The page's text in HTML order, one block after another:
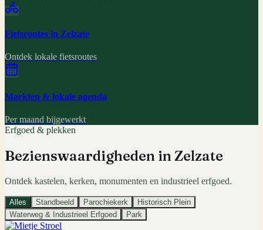
Fietsroutes in Zelzate
Ontdek lokale fietsroutes
Markten & lokale agenda
Per maand bijgewerkt
Erfgoed & plekken
Bezienswaardigheden in Zelzate
Ontdek kastelen, kerken, monumenten en industrieel erfgoed.
Alles Standbeeld Parochiekerk
Historisch Plein
Waterweg & Industrieel Erfgoed
Park